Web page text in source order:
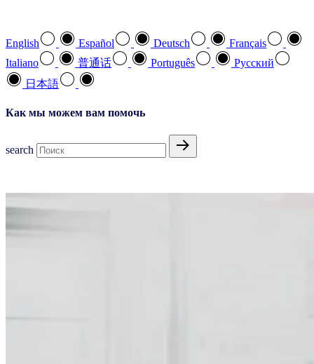
English Español Deutsch
Français
Italiano
普通话 Português
Pусский
日本語
Как мы можем вам помочь
search